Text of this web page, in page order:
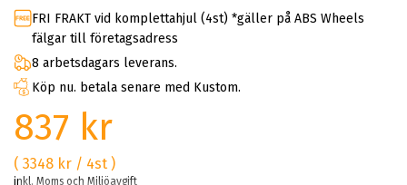
FRI FRAKT vid komplettahjul (4st) *gäller på ABS Wheels
fälgar till företagsadress
8 arbetsdagars leverans.
Köp nu. betala senare med Kustom.
837 kr
( 3348 kr / 4st )
inkl. Moms och Miljöavgift